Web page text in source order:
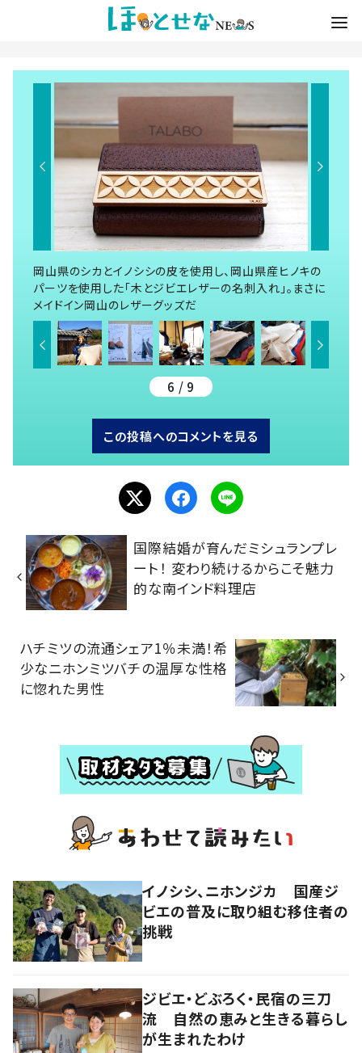
岡山県のシカとイノシシの皮を使用し、岡山県産ヒノキの
パーツを使用した「木とジビエレザーの名刺入れ」。まさに
メイドイン岡山のレザーグッズだ
6 / 9
この投稿へのコメントを見る
国際結婚が育んだミシュランプレ
ート！ 変わり続けるからこそ魅力
的な南インド料理店
ハチミツの流通シェア1％未満！希
少なニホンミツバチの温厚な性格
に惚れた男性
イノシシ、ニホンジカ 国産ジ
ビエの普及に取り組む移住者の
挑戦
ジビエ・どぶろく・民宿の三刀
流 自然の恵みと生きる暮らし
が生まれたわけ